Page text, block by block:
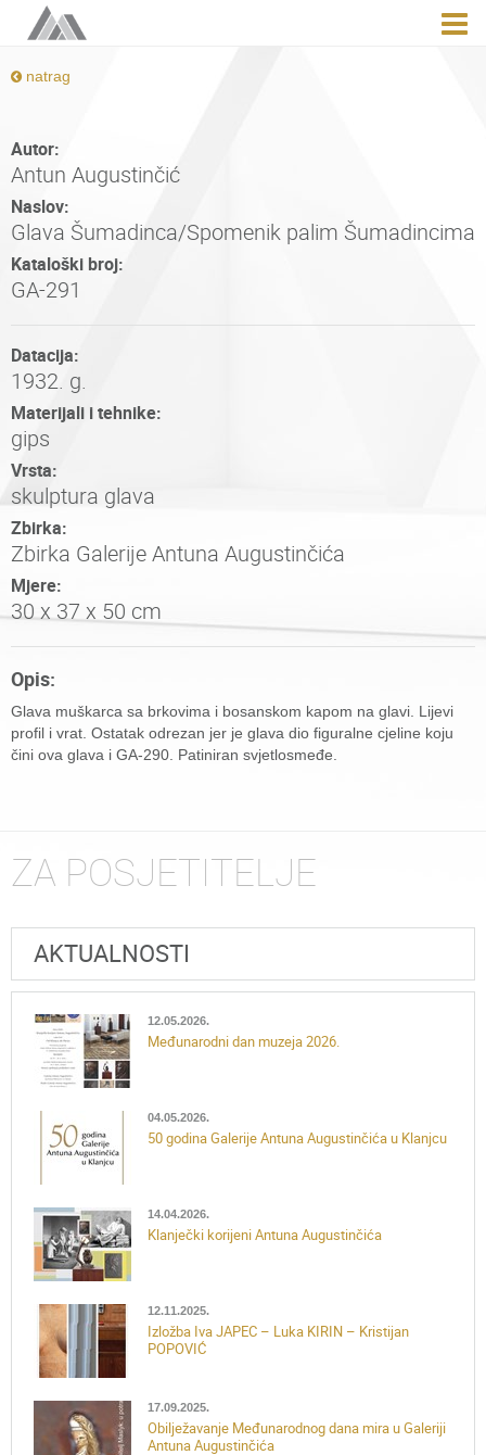
natrag
Autor:
Antun Augustinčić
Naslov:
Glava Šumadinca/Spomenik palim Šumadincima
Kataloški broj:
GA-291
Datacija:
1932. g.
Materijali i tehnike:
gips
Vrsta:
skulptura glava
Zbirka:
Zbirka Galerije Antuna Augustinčića
Mjere:
30 x 37 x 50 cm
Opis:
Glava muškarca sa brkovima i bosanskom kapom na glavi. Lijevi
profil i vrat. Ostatak odrezan jer je glava dio figuralne cjeline koju
čini ova glava i GA-290. Patiniran svjetlosmeđe.
ZA POSJETITELJE
AKTUALNOSTI
12.05.2026.
Međunarodni dan muzeja 2026.
04.05.2026.
50 godina Galerije Antuna Augustinčića u Klanjcu
14.04.2026.
Klanječki korijeni Antuna Augustinčića
12.11.2025.
Izložba Iva JAPEC – Luka KIRIN – Kristijan
POPOVIĆ
17.09.2025.
Obilježavanje Međunarodnog dana mira u Galeriji
Antuna Augustinčića